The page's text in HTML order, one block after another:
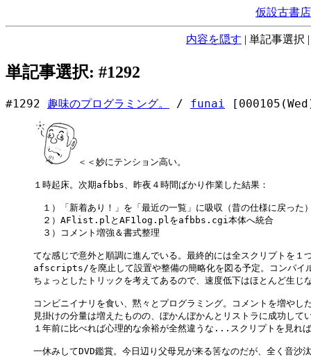
仮設古書店
内容を隠す | 単記事選択
単記事選択: #1292
#1292 趣味のプログラミング。 / funai
＜＜妙にテンション高い。
１時起床。次期afbbs、昨夜４時間ばかり作業した結果：
１）「新着あり！」を「最近の一覧」に吸収（昔の仕様に戻った
２）AFlist.plとAF1log.plをafbbs.cgi本体へ統合
３）コメント増強＆書式整理
てな感じで意外と順調に進んでいる。最終的には全スクリプトを１
afscripts/を廃止して設置や整備の簡略化を図る予定。コンパイ
ちょっとしたトリックを考えてあるので、速度低下はほとんど生じ
コンビニイナリを食い、黙々とプログラミング。コメントを増やし
見掛けの分量は増えたものの、ぼかんぼかんとリストラに成功して
１年前に比べれば心理的な余裕が全然違うな...スクリプトを見れ
一休みしてDVD鑑賞。今日辺り父母兄が来る筈なのだが、全く音沙